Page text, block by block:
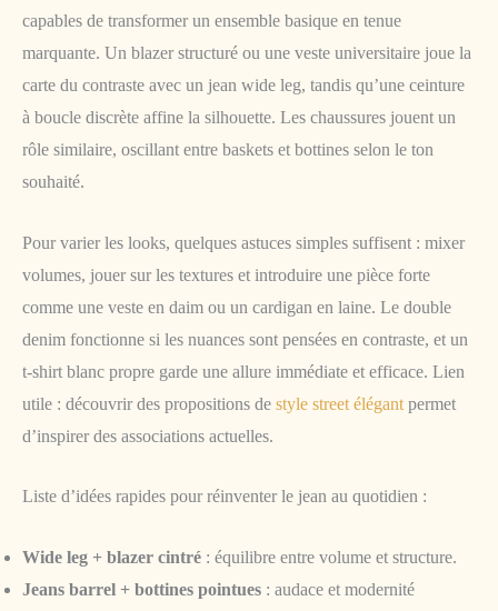
capables de transformer un ensemble basique en tenue
marquante. Un blazer structuré ou une veste universitaire joue la
carte du contraste avec un jean wide leg, tandis qu’une ceinture
à boucle discrète affine la silhouette. Les chaussures jouent un
rôle similaire, oscillant entre baskets et bottines selon le ton
souhaité.
Pour varier les looks, quelques astuces simples suffisent : mixer
volumes, jouer sur les textures et introduire une pièce forte
comme une veste en daim ou un cardigan en laine. Le double
denim fonctionne si les nuances sont pensées en contraste, et un
t-shirt blanc propre garde une allure immédiate et efficace. Lien
utile : découvrir des propositions de style street élégant permet
d’inspirer des associations actuelles.
Liste d’idées rapides pour réinventer le jean au quotidien :
Wide leg + blazer cintré : équilibre entre volume et structure.
Jeans barrel + bottines pointues : audace et modernité